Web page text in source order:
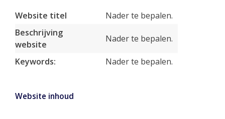
Website titel
Nader te bepalen.
Beschrijving
website
Nader te bepalen.
Keywords: Nader te bepalen.
Website inhoud